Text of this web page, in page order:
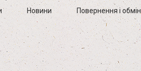
Новини Повернення і обмін